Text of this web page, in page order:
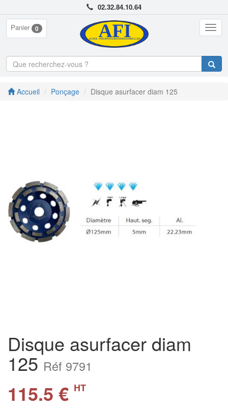
02.32.84.10.64
Panier 0
Accueil Ponçage Disque asurfacer diam 125
Disque asurfacer diam
125Réf 9791
115.5 € HT